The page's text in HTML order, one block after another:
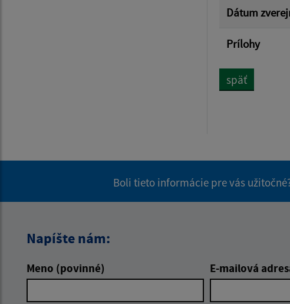
Dátum
Prílohy
späť
Boli tieto informácie pre vás
Napíšte nám:
Meno (povinné) E-mailová